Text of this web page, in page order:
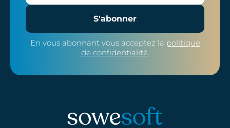
S'abonner
En vous abonnant vous acceptez la politique
de confidentialité.